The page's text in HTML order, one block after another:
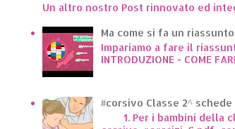
Un altro nostro Post rinnovato ed
Ma come si fa un
Impariamo a fare il
INTRODUZIONE - COME
#corsivo Classe 2^
1. Per i bambini della